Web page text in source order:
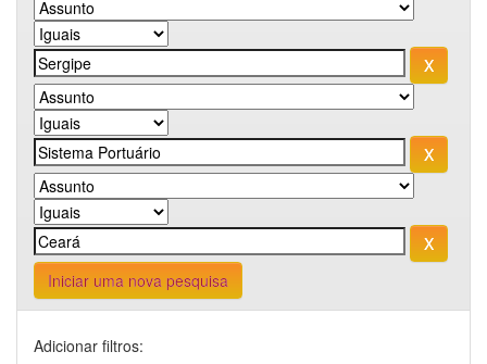
Iniciar uma nova pesquisa
Adicionar filtros: